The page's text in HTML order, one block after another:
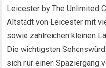
Leicester by The Unlimited
Altstadt von Leicester mit
sowie zahlreichen kleinen
Die wichtigsten
sich nur einen Spaziergang